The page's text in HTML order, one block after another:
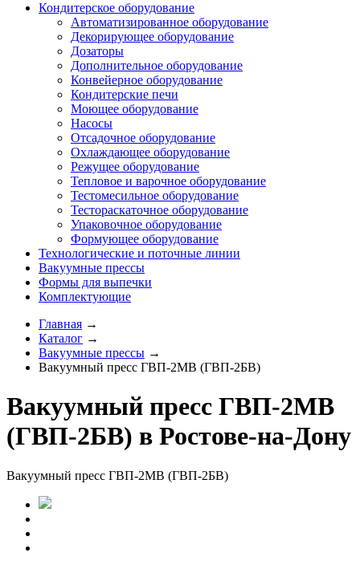
Кондитерское оборудование
Автоматизированное оборудование
Декорирующее оборудование
Дозаторы
Дополнительное оборудование
Конвейерное оборудование
Кондитерские печи
Моющее оборудование
Насосы
Отсадочное оборудование
Охлаждающее оборудование
Режущее оборудование
Тепловое и варочное оборудование
Тестомесильное оборудование
Тестораскаточное оборудование
Упаковочное оборудование
Формующее оборудование
Технологические и поточные линии
Вакуумные прессы
Формы для выпечки
Комплектующие
Главная →
Каталог →
Вакуумные прессы →
Вакуумный пресс ГВП-2МВ (ГВП-2БВ)
Вакуумный пресс ГВП-2МВ
(ГВП-2БВ) в Ростове-на-Дону
Вакуумный пресс ГВП-2МВ (ГВП-2БВ)